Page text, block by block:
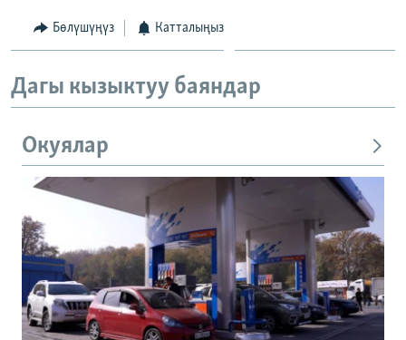
Бөлүшүңүз Катталыңыз
Дагы кызыктуу баяндар
Окуялар